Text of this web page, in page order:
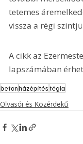
tetemes
vissza a régi
A cikk az
lapszámában
betonházépítéstégla
Olvasói és Közérdekű